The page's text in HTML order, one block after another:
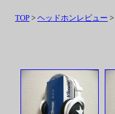
TOP > ヘッドホンレビュー